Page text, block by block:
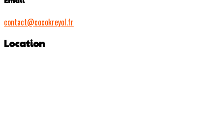
contact@cocokreyol.fr
Location